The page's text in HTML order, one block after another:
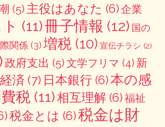
(5) 主役はあなた (6)企業
(11)冊子情報 (12) 国の
関係 (3) 増税 (10) 宣伝チラシ (2)
政府支出 (5)文学フリマ (4) 新
済 (7) 日本銀行 (6)本の感
税 (11)相互理解 (6)福祉
税金とは (6)税金は財